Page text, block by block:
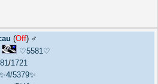
(Off) ♂️
♡5581♡
/1721
✨4/5379✨